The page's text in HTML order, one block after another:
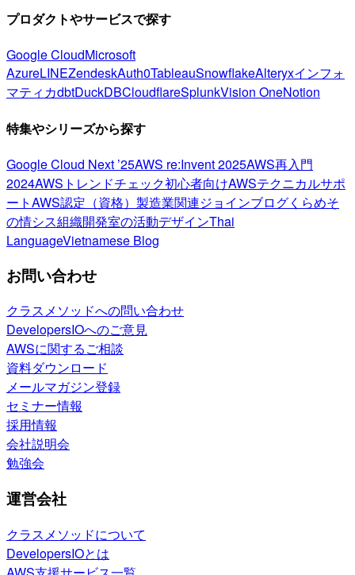
プロダクトやサービスで探す
Google CloudMicrosoft
AzureLINEZendeskAuth0TableauSnowflakeAlteryxインフォ
マティカdbtDuckDBCloudflareSplunkVision OneNotion
特集やシリーズから探す
Google Cloud Next ’25AWS re:Invent 2025AWS再入門
2024AWSトレンドチェック初心者向けAWSテクニカルサポ
ートAWS認定（資格） 製造業関連ジョインブログくらめそ
の情シス組織開発室の活動デザインThai
LanguageVietnamese Blog
お問い合わせ
クラスメソッドへの問い合わせ
DevelopersIOへのご意見
AWSに関するご相談
資料ダウンロード
メールマガジン登録
セミナー情報
採用情報
会社説明会
勉強会
運営会社
クラスメソッドについて
DevelopersIOとは